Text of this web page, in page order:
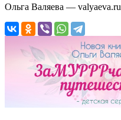
Ольга Валяева — valyaeva.ru